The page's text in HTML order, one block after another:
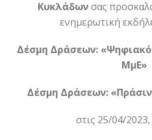
Κυκλάδωνσας
ενημερωτική
Δέσμη Δράσεων:
ΜμΕ»
Δέσμη Δράσεων:
στις 25/04/